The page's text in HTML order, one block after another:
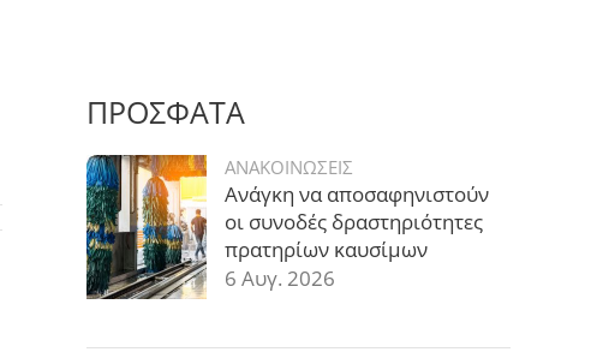
ΠΡΟΣΦΑΤΑ
ΑΝΑΚΟΙΝΩΣΕΙΣ
Ανάγκη να αποσαφηνιστούν
οι συνοδές δραστηριότητες
πρατηρίων καυσίμων
6 Αυγ. 2026